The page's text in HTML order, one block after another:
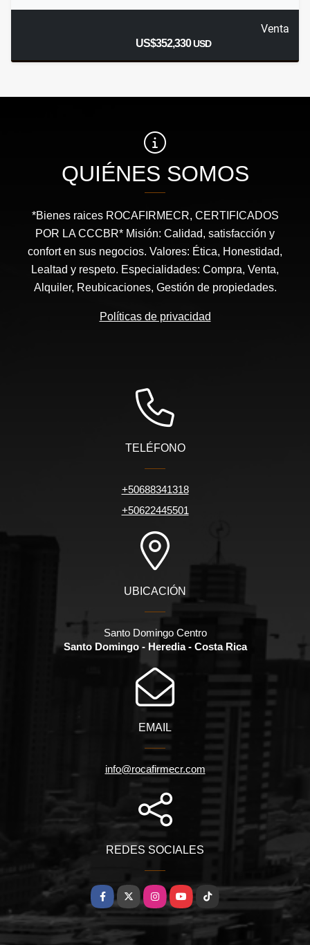
Venta
US$352,330USD
QUIÉNES SOMOS
*Bienes raices ROCAFIRMECR, CERTIFICADOS
POR LA CCCBR* Misión: Calidad, satisfacción y
confort en sus negocios. Valores: Ética, Honestidad,
Lealtad y respeto. Especialidades: Compra, Venta,
Alquiler, Reubicaciones, Gestión de propiedades.
Políticas de privacidad
TELÉFONO
+50688341318
+50622445501
UBICACIÓN
Santo Domingo Centro
Santo Domingo - Heredia - Costa Rica
EMAIL
info@rocafirmecr.com
REDES SOCIALES
Facebook
X InstagramYouTubeTikTok